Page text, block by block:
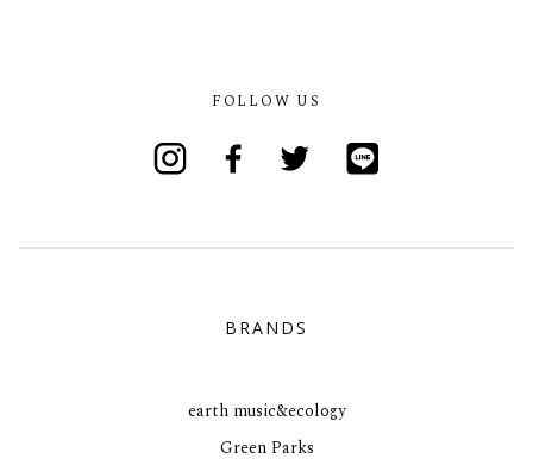
FOLLOW US
BRANDS
earth music&ecology
Green Parks